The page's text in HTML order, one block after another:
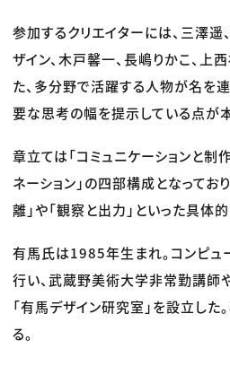
参加するクリエイターには、三澤
ザイン、木戸馨一、長嶋りかこ、上
た、多分野で活躍する人物が名を
要な思考の幅を提示している点が
章立ては「コミュニケーションと制作
ネーション」の四部構成となって
離」や「観察と出力」といった具
有馬氏は1985年生まれ。コンピュ
行い、武蔵野美術大学非常勤講師
「有馬デザイン研究室」を設立した
る。